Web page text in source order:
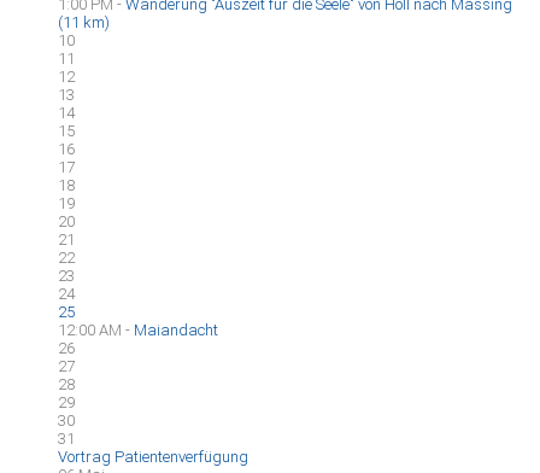
1:00 PM - Wanderung "Auszeit für die Seele" von Höll nach Massing
(11 km)
10
11
12
13
14
15
16
17
18
19
20
21
22
23
24
25
12:00 AM - Maiandacht
26
27
28
29
30
31
Vortrag Patientenverfügung